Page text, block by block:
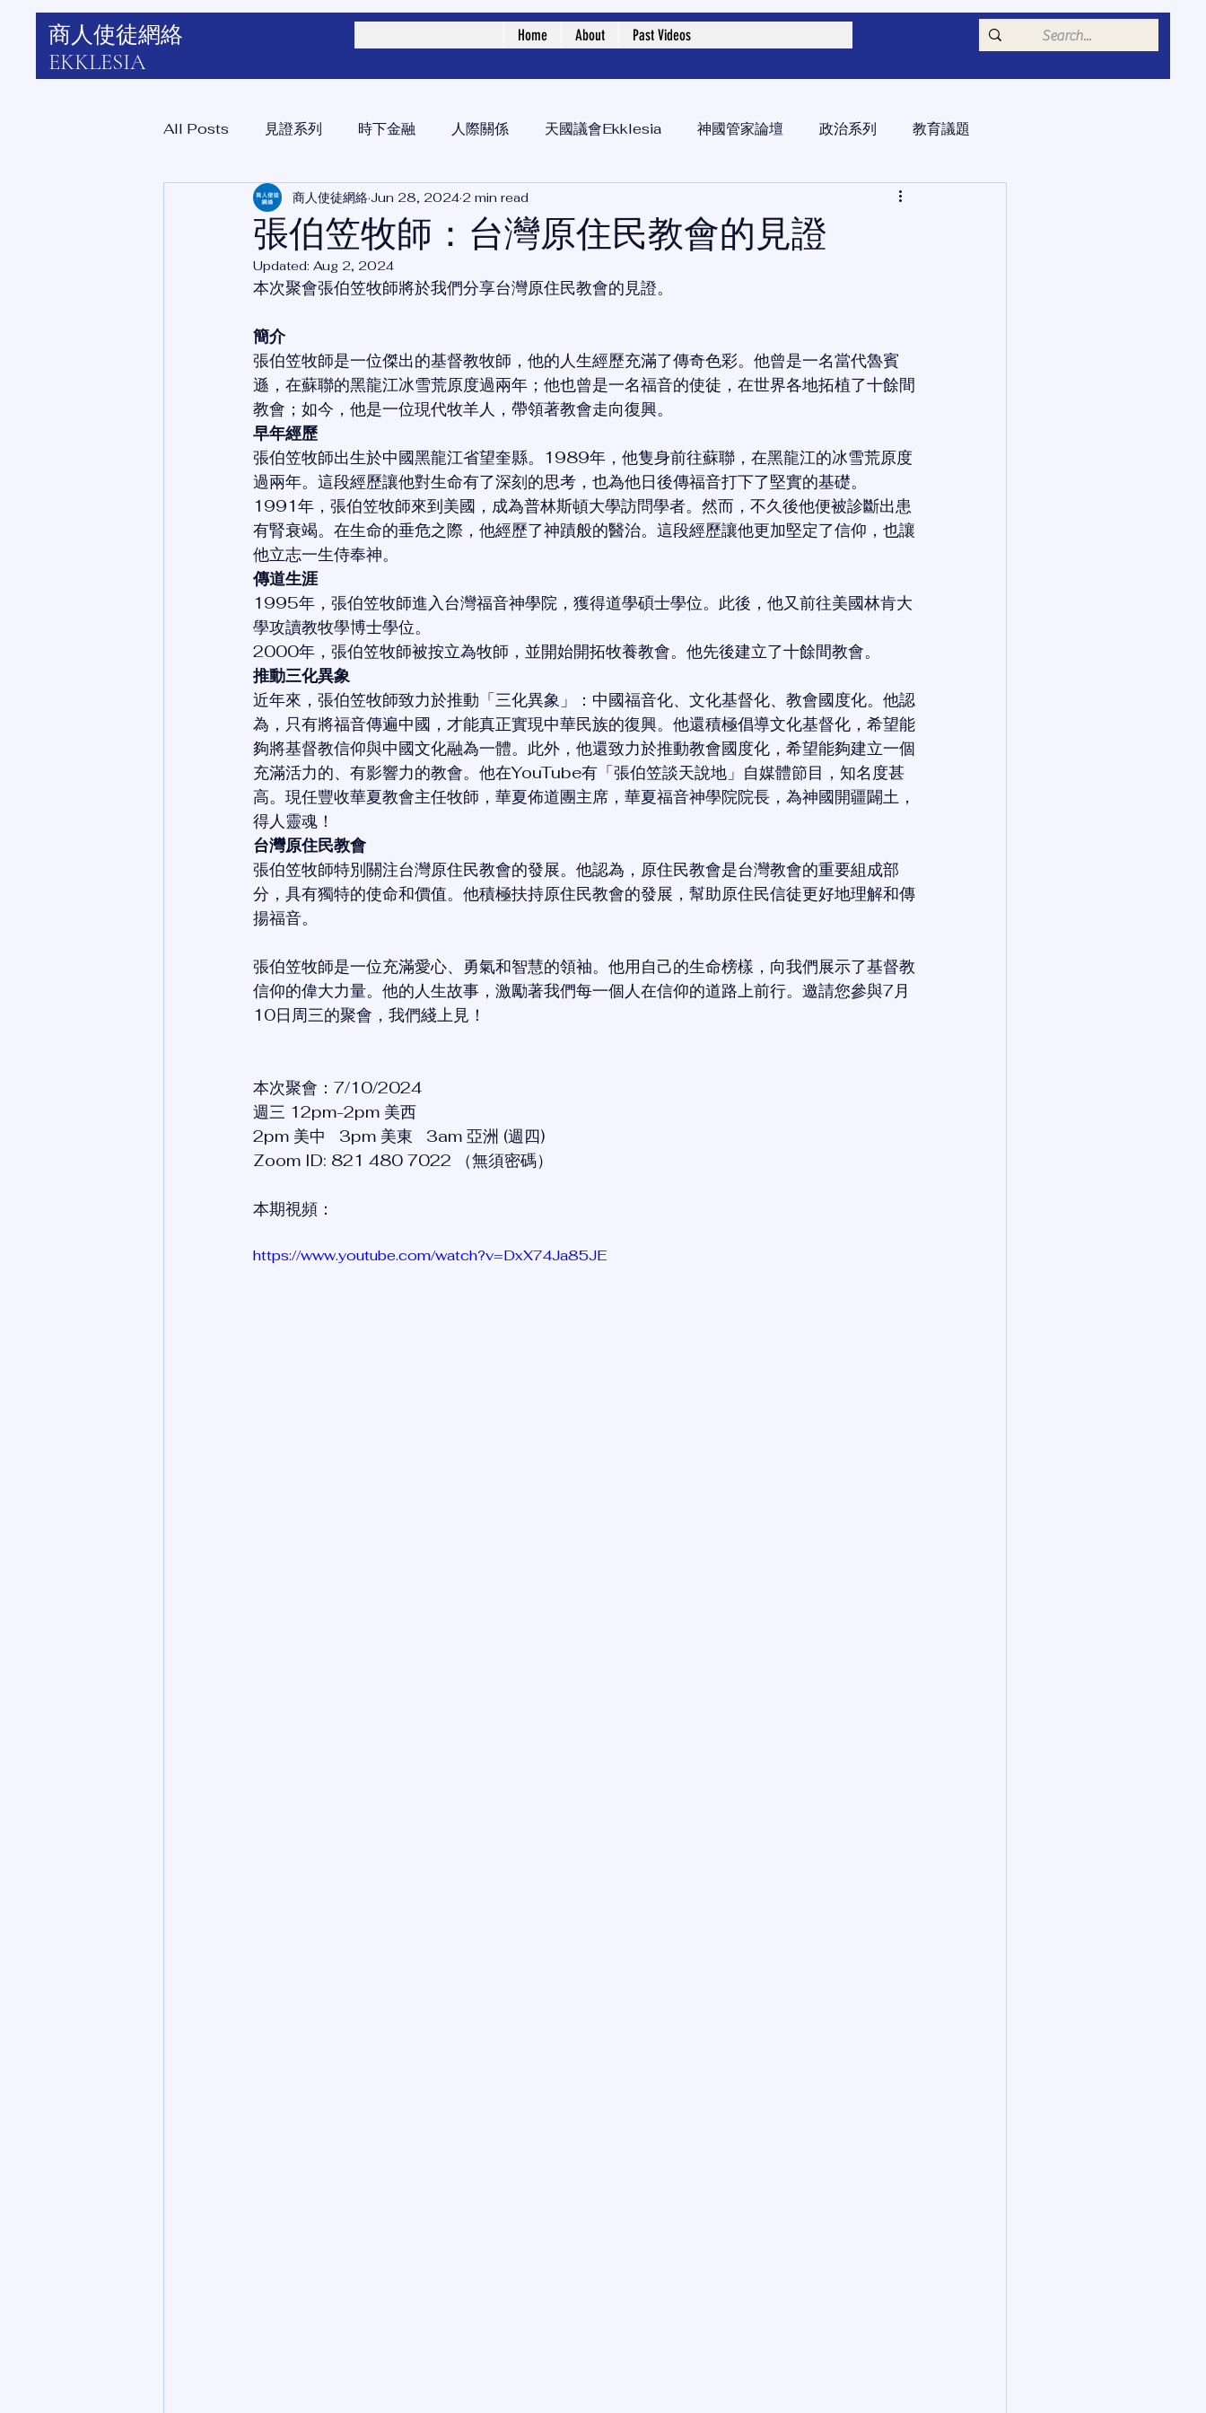
商人使徒網絡
EKKLESIA
Home About Past Videos
All Posts 見證系列 時下金融 人際關係 天國議會Ekklesia 神國管家論壇 政治系列 教育議題
藝術領域 宣教與培育
張伯笠牧師：台灣原住民教會的見證
商人使徒網絡 Jun 28, 2024 2 min read
Updated: Aug 2, 2024
本次聚會張伯笠牧師將於我們分享台灣原住民教會的見證。
簡介
張伯笠牧師是一位傑出的基督教牧師，他的人生經歷充滿了傳奇色彩。他曾是一名當代魯賓
遜，在蘇聯的黑龍江冰雪荒原度過兩年；他也曾是一名福音的使徒，在世界各地拓植了十餘間
教會；如今，他是一位現代牧羊人，帶領著教會走向復興。
早年經歷
張伯笠牧師出生於中國黑龍江省望奎縣。1989年，他隻身前往蘇聯，在黑龍江的冰雪荒原度
過兩年。這段經歷讓他對生命有了深刻的思考，也為他日後傳福音打下了堅實的基礎。
1991年，張伯笠牧師來到美國，成為普林斯頓大學訪問學者。然而，不久後他便被診斷出患
有腎衰竭。在生命的垂危之際，他經歷了神蹟般的醫治。這段經歷讓他更加堅定了信仰，也讓
他立志一生侍奉神。
傳道生涯
1995年，張伯笠牧師進入台灣福音神學院，獲得道學碩士學位。此後，他又前往美國林肯大
學攻讀教牧學博士學位。
2000年，張伯笠牧師被按立為牧師，並開始開拓牧養教會。他先後建立了十餘間教會。
推動三化異象
近年來，張伯笠牧師致力於推動「三化異象」：中國福音化、文化基督化、教會國度化。他認
為，只有將福音傳遍中國，才能真正實現中華民族的復興。他還積極倡導文化基督化，希望能
夠將基督教信仰與中國文化融為一體。此外，他還致力於推動教會國度化，希望能夠建立一個
充滿活力的、有影響力的教會。他在YouTube有「張伯笠談天說地」自媒體節目，知名度甚
高。現任豐收華夏教會主任牧師，華夏佈道團主席，華夏福音神學院院長，為神國開疆闢土，
得人靈魂！
台灣原住民教會
張伯笠牧師特別關注台灣原住民教會的發展。他認為，原住民教會是台灣教會的重要組成部
分，具有獨特的使命和價值。他積極扶持原住民教會的發展，幫助原住民信徒更好地理解和傳
揚福音。
張伯笠牧師是一位充滿愛心、勇氣和智慧的領袖。他用自己的生命榜樣，向我們展示了基督教
信仰的偉大力量。他的人生故事，激勵著我們每一個人在信仰的道路上前行。邀請您參與7月
10日周三的聚會，我們綫上見！
本次聚會：7/10/2024
週三 12pm-2pm 美西
2pm 美中   3pm 美東   3am 亞洲 (週四)
Zoom ID: 821 480 7022 （無須密碼）
本期視頻：
https://www.youtube.com/watch?v=DxX74Ja85JE